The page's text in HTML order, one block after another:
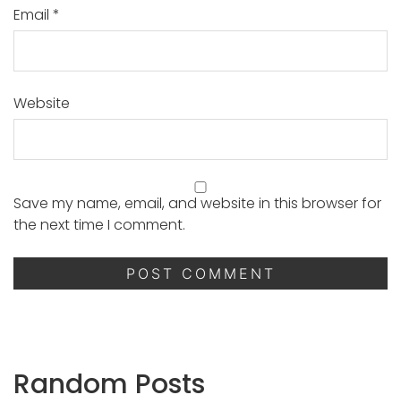
Email *
Website
Save my name, email, and website in this browser for
the next time I comment.
Random Posts